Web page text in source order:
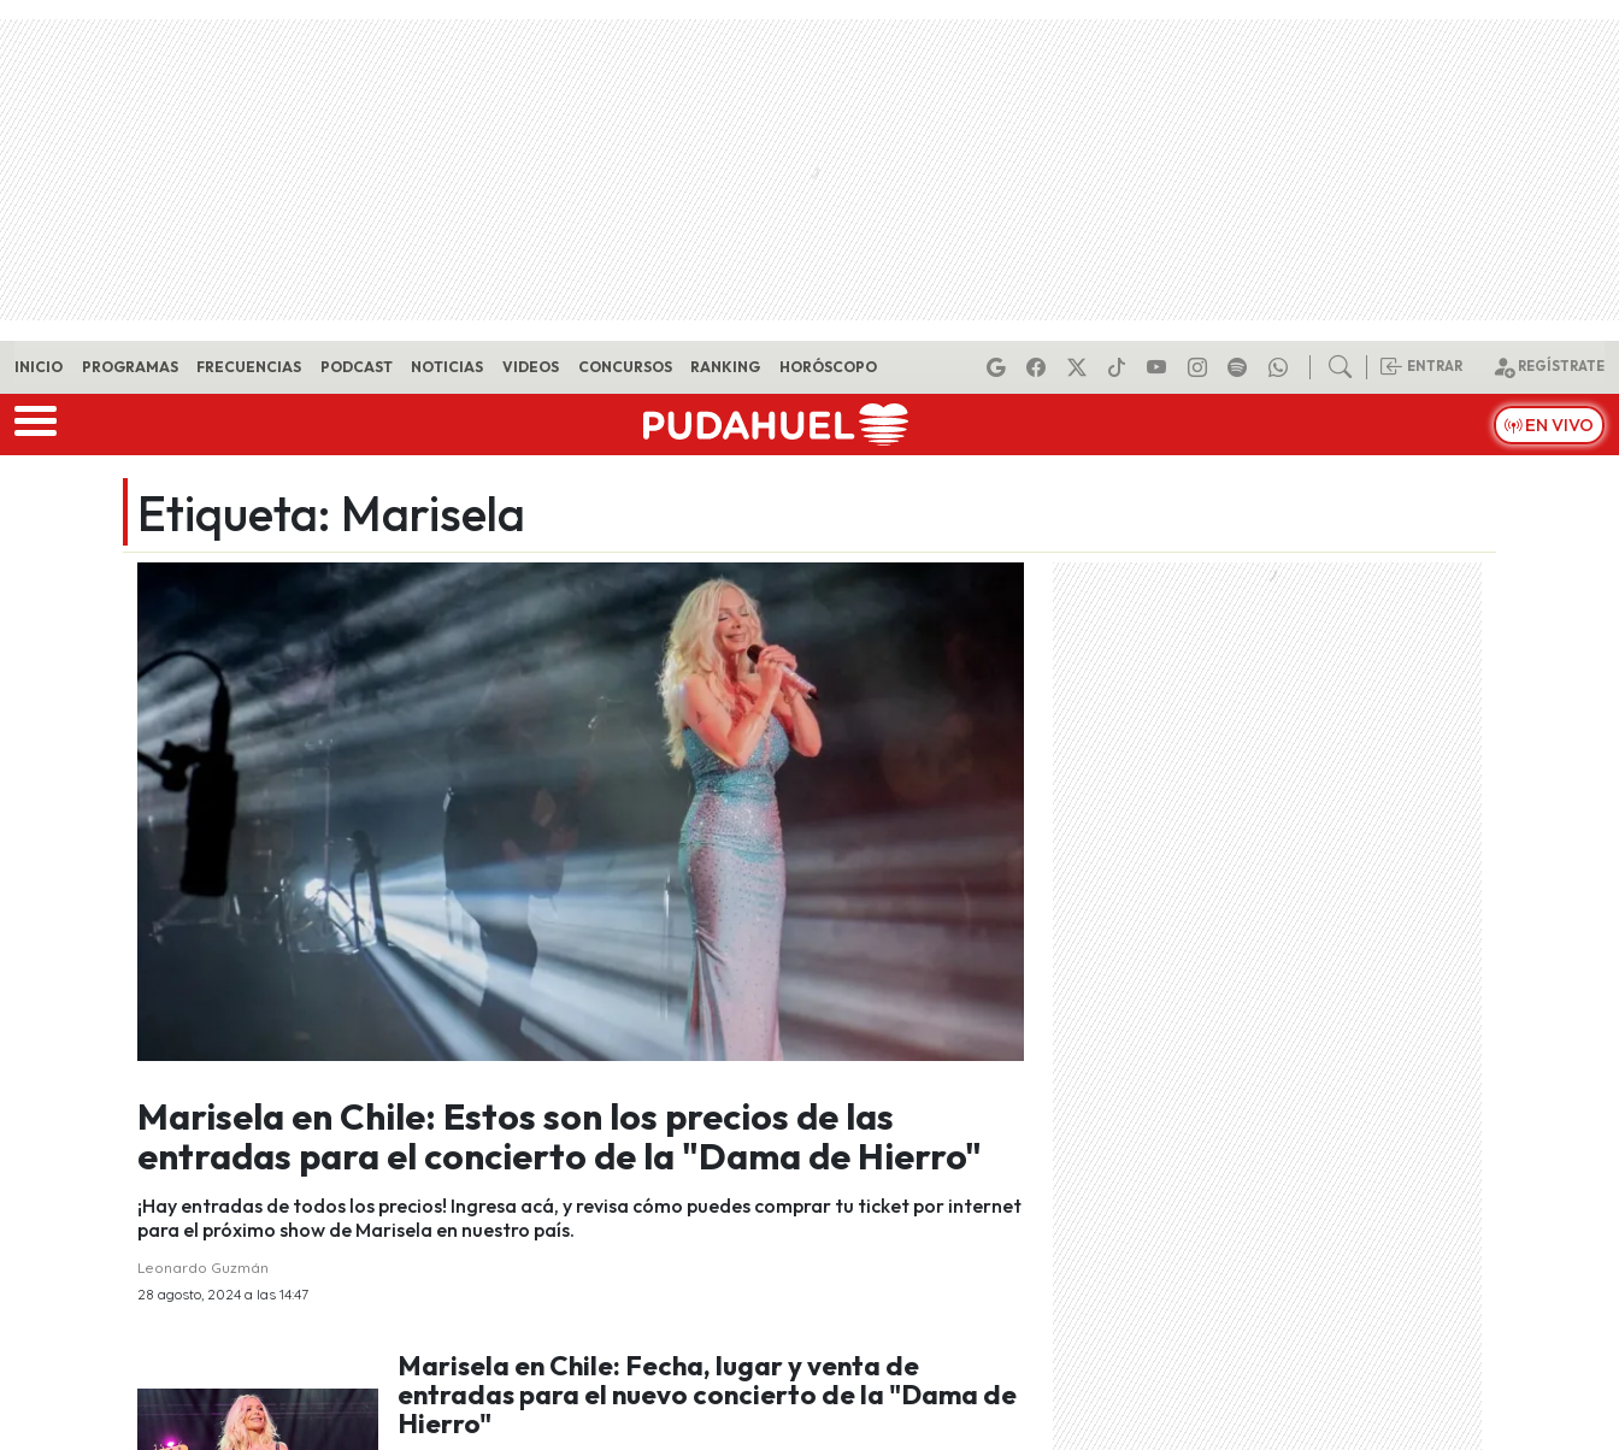
Skip to main content
INICIO PROGRAMAS FRECUENCIAS PODCAST NOTICIAS VIDEOS CONCURSOS RANKING HORÓSCOPO ENTRAR REGÍSTRATE
EN VIVO
Etiqueta: Marisela
Marisela en Chile: Estos son los precios de las
entradas para el concierto de la "Dama de Hierro"
¡Hay entradas de todos los precios! Ingresa acá, y revisa cómo puedes comprar tu ticket por internet
para el próximo show de Marisela en nuestro país.
Leonardo Guzmán
28 agosto, 2024 a las 14:47
Marisela en Chile: Fecha, lugar y venta de
entradas para el nuevo concierto de la "Dama de
Hierro"